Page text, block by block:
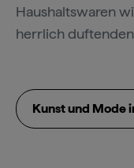
Haushaltswaren
herrlich
Kunst und Mode